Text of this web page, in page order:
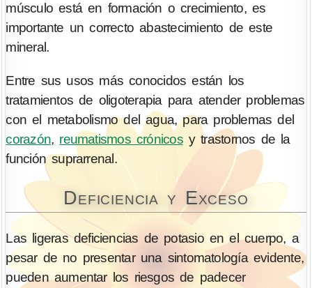
músculo está en formación o crecimiento, es
importante un correcto abastecimiento de este
mineral.
Entre sus usos más conocidos están los
tratamientos de oligoterapia para atender problemas
con el metabolismo del agua, para problemas del
corazón, reumatismos crónicosy trastornos de la
función suprarrenal.
Deficiencia y Exceso
Las ligeras deficiencias de potasio en el cuerpo, a
pesar de no presentar una sintomatología evidente,
pueden aumentar los riesgos de padecer